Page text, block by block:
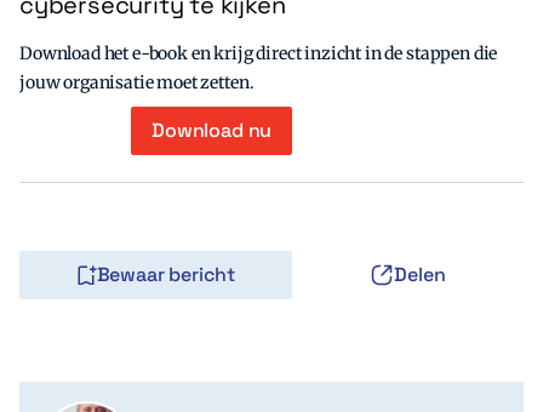
Download het e-book en krijg direct inzicht in de stappen die
jouw organisatie moet zetten.
Download nu
Bewaar bericht Delen